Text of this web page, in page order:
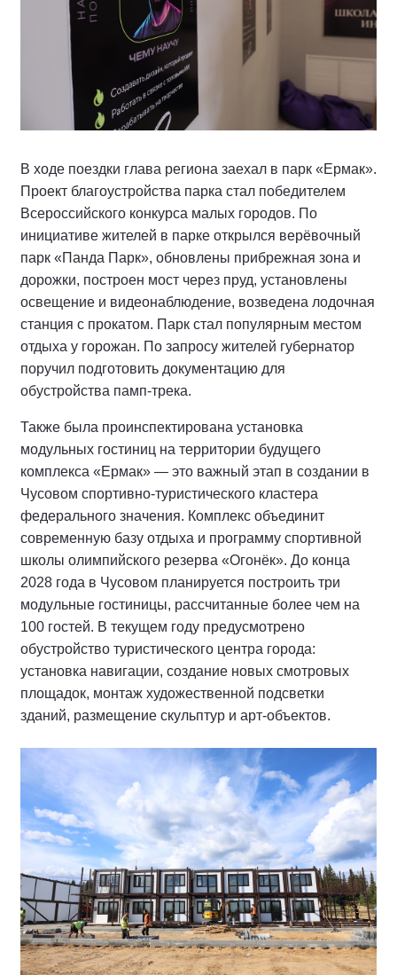
В ходе поездки глава региона заехал в парк «Ермак».
Проект благоустройства парка стал победителем
Всероссийского конкурса малых городов. По
инициативе жителей в парке открылся верёвочный
парк «Панда Парк», обновлены прибрежная зона и
дорожки, построен мост через пруд, установлены
освещение и видеонаблюдение, возведена лодочная
станция с прокатом. Парк стал популярным местом
отдыха у горожан. По запросу жителей губернатор
поручил подготовить документацию для
обустройства памп-трека.
Также была проинспектирована установка
модульных гостиниц на территории будущего
комплекса «Ермак» — это важный этап в создании в
Чусовом спортивно-туристического кластера
федерального значения. Комплекс объединит
современную базу отдыха и программу спортивной
школы олимпийского резерва «Огонёк». До конца
2028 года в Чусовом планируется построить три
модульные гостиницы, рассчитанные более чем на
100 гостей. В текущем году предусмотрено
обустройство туристического центра города:
установка навигации, создание новых смотровых
площадок, монтаж художественной подсветки
зданий, размещение скульптур и арт-объектов.